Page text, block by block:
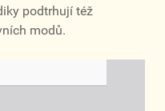
podtrhují též
modů.